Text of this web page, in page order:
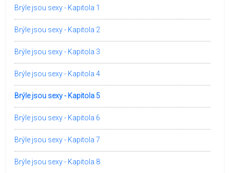
Brýle jsou sexy - Kapitola 1
Brýle jsou sexy - Kapitola 2
Brýle jsou sexy - Kapitola 3
Brýle jsou sexy - Kapitola 4
Brýle jsou sexy - Kapitola 5
Brýle jsou sexy - Kapitola 6
Brýle jsou sexy - Kapitola 7
Brýle jsou sexy - Kapitola 8